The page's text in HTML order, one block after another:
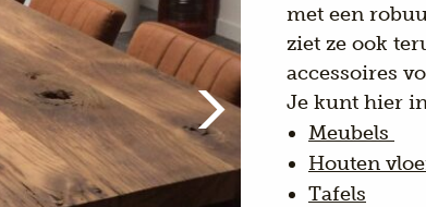
met een
ziet ze ook
accessoires
Je kunt hier
Meubels
Houten
Tafels